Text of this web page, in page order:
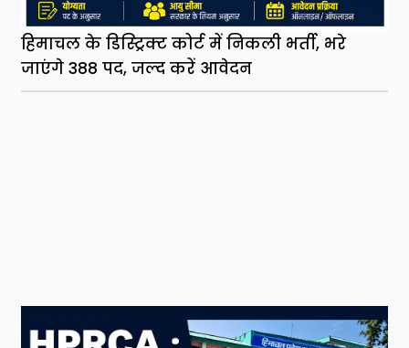
हिमाचल के डिस्ट्रिक्ट कोर्ट में निकली भर्ती, भरे
जाएंगे 388 पद, जल्द करें आवेदन